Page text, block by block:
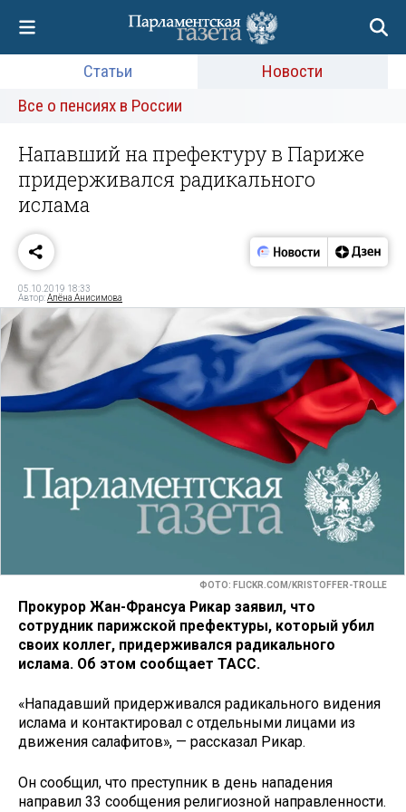
Статьи
Новости
Все о пенсиях в России
Напавший на префектуру в Париже
придерживался радикального
ислама
05.10.2019 18:33
Автор:Алёна Анисимова
ФОТО: FLICKR.COM/KRISTOFFER-TROLLE
Прокурор Жан-Франсуа Рикар заявил, что
сотрудник парижской префектуры, который убил
своих коллег, придерживался радикального
ислама. Об этом сообщает ТАСС.
«Нападавший придерживался радикального видения
ислама и контактировал с отдельными лицами из
движения салафитов», — рассказал Рикар.
Он сообщил, что преступник в день нападения
направил 33 сообщения религиозной направленности.